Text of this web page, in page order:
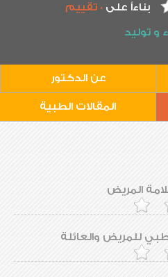
بناءاً على0 تقييم
و توليد
عن الدكتور
المقالات الطبية
المريض
للمريض والعائلة